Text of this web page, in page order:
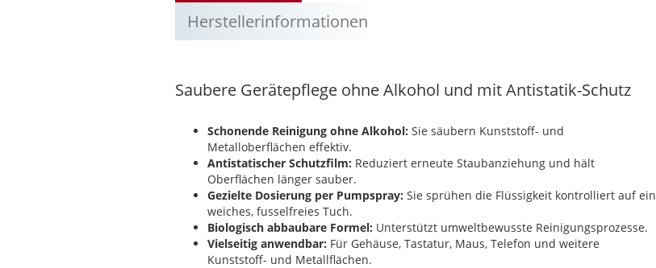
Herstellerinformationen
Saubere Gerätepflege ohne Alkohol und mit Antistatik-Schutz
Schonende Reinigung ohne Alkohol: Sie säubern Kunststoff- und
Metalloberflächen effektiv.
Antistatischer Schutzfilm: Reduziert erneute Staubanziehung und hält
Oberflächen länger sauber.
Gezielte Dosierung per Pumpspray: Sie sprühen die Flüssigkeit kontrolliert auf ein
weiches, fusselfreies Tuch.
Biologisch abbaubare Formel: Unterstützt umweltbewusste Reinigungsprozesse.
Vielseitig anwendbar: Für Gehäuse, Tastatur, Maus, Telefon und weitere
Kunststoff- und Metallflächen.